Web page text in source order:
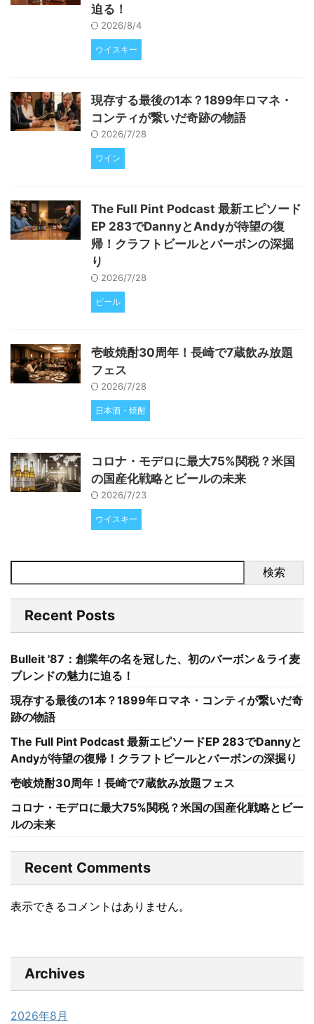
り、軽くトーストした後、パティ
を好みの焼き加減で焼きます。最
迫る！
2026/8/4
ウイスキー
現存する最後の1本？1899年ロマネ・
コンティが繋いだ奇跡の物語
2026/7/28
ワイン
The Full Pint Podcast 最新エピソード
EP 283でDannyとAndyが待望の復
帰！クラフトビールとバーボンの深掘
り
2026/7/28
ビール
壱岐焼酎30周年！長崎で7蔵飲み放題
フェス
2026/7/28
日本酒・焼酎
コロナ・モデロに最大75%関税？米国
の国産化戦略とビールの未来
2026/7/23
ウイスキー
検索
Recent Posts
Bulleit '87：創業年の名を冠した、初のバーボン＆ライ麦
ブレンドの魅力に迫る！
現存する最後の1本？1899年ロマネ・コンティが繋いだ奇
跡の物語
The Full Pint Podcast 最新エピソードEP 283でDannyと
Andyが待望の復帰！クラフトビールとバーボンの深掘り
壱岐焼酎30周年！長崎で7蔵飲み放題フェス
コロナ・モデロに最大75%関税？米国の国産化戦略とビー
ルの未来
Recent Comments
表示できるコメントはありません。
Archives
2026年8月